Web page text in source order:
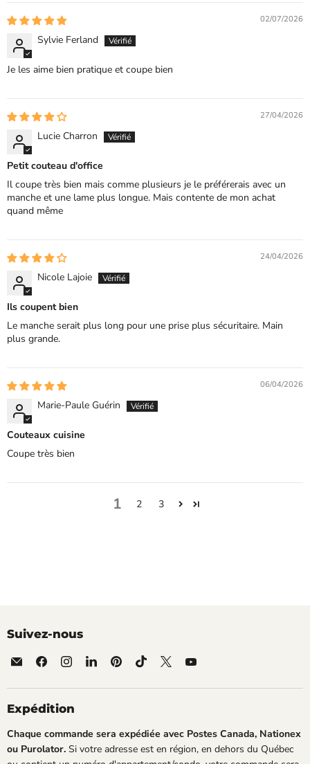
02/07/2026
Sylvie Ferland
Je les aime bien pratique et coupe bien
27/04/2026
Lucie Charron
Petit couteau d'office
Il coupe très bien mais comme plusieurs je le préférerais avec un
manche et une lame plus longue. Mais contente de mon achat
quand même
24/04/2026
Nicole Lajoie
Ils coupent bien
Le manche serait plus long pour une prise plus sécuritaire. Main
plus grande.
06/04/2026
Marie-Paule Guérin
Couteaux cuisine
Coupe très bien
1 2 3
Suivez-nous
Email
Cuisine
Trouvez-
sur
Facebook
Trouvez-
sur
Trouvez-
sur
Trouvez-
sur
Trouvez-
sur
Trouvez-
sur
sur
Expédition
Chaque commande sera expédiée avec Postes Canada, Nationex
ou Purolator. Si votre adresse est en région, en dehors du Québec